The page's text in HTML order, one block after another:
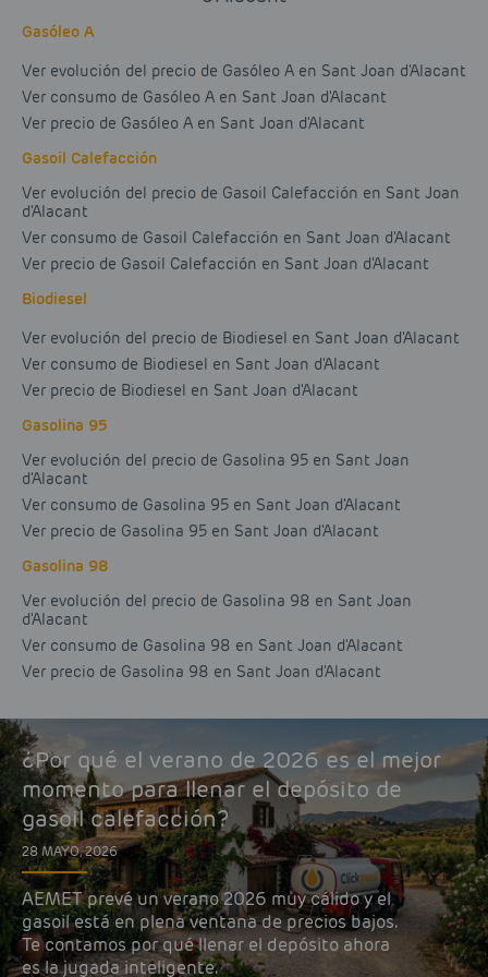
Gasóleo A
Ver evolución del precio de Gasóleo A en Sant Joan d'Alacant
Ver consumo de Gasóleo A en Sant Joan d'Alacant
Ver precio de Gasóleo A en Sant Joan d'Alacant
Gasoil Calefacción
Ver evolución del precio de Gasoil Calefacción en Sant Joan
d'Alacant
Ver consumo de Gasoil Calefacción en Sant Joan d'Alacant
Ver precio de Gasoil Calefacción en Sant Joan d'Alacant
Biodiesel
Ver evolución del precio de Biodiesel en Sant Joan d'Alacant
Ver consumo de Biodiesel en Sant Joan d'Alacant
Ver precio de Biodiesel en Sant Joan d'Alacant
Gasolina 95
Ver evolución del precio de Gasolina 95 en Sant Joan
d'Alacant
Ver consumo de Gasolina 95 en Sant Joan d'Alacant
Ver precio de Gasolina 95 en Sant Joan d'Alacant
Gasolina 98
Ver evolución del precio de Gasolina 98 en Sant Joan
d'Alacant
Ver consumo de Gasolina 98 en Sant Joan d'Alacant
Ver precio de Gasolina 98 en Sant Joan d'Alacant
¿Por qué el verano de 2026 es el mejor
momento para llenar el depósito de
gasoil calefacción?
28 MAYO, 2026
AEMET prevé un verano 2026 muy cálido y el
gasoil está en plena ventana de precios bajos.
Te contamos por qué llenar el depósito ahora
es la jugada inteligente.